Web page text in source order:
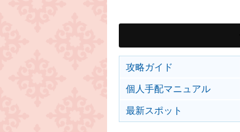
攻略ガイド
個人手配マニュアル
最新スポット